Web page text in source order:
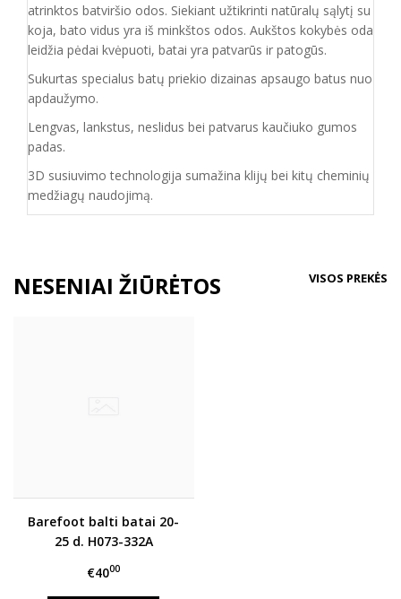
atrinktos batviršio odos. Siekiant užtikrinti natūralų sąlytį su
koja, bato vidus yra iš minkštos odos. Aukštos kokybės oda
leidžia pėdai kvėpuoti, batai yra patvarūs ir patogūs.
Sukurtas specialus batų priekio dizainas apsaugo batus nuo
apdaužymo.
Lengvas, lankstus, neslidus bei patvarus kaučiuko gumos
padas.
3D susiuvimo technologija sumažina klijų bei kitų cheminių
medžiagų naudojimą.
NESENIAI ŽIŪRĖTOS VISOS PREKĖS
Barefoot balti batai 20-
25 d. H073-332A
€4000